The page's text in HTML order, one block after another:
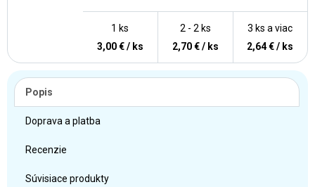
3 ks a viac
2,64 € / ks
2 - 2 ks
2,70 € / ks
1 ks
3,00 € / ks
Popis
Doprava a platba
Recenzie
Súvisiace produkty